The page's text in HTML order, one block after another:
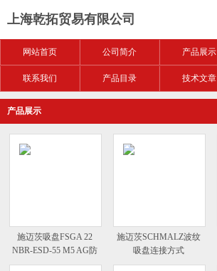
上海乾拓贸易有限公司
网站首页 公司简介 产品展示
联系我们 产品目录 技术文章
产品展示
施迈茨吸盘FSGA 22
NBR-ESD-55 M5 AG防
静电
施迈茨SCHMALZ波纹
吸盘连接方式